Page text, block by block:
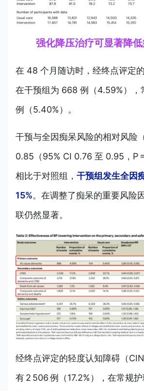
强化降压治疗可显著降
在 48 个月随访时，经终点评定
在干预组为 668 例（4.59%），
例（5.40%）。
干预与全因痴呆风险的相对风险
0.85（95% CI 0.76 至 0.95，P
相比于对照组， 干预组发生全因
15%。在调整了痴呆的重要风险
联仍然显著。
经终点评定的轻度认知障碍（
有 2 506 例（17.2%），在常规护